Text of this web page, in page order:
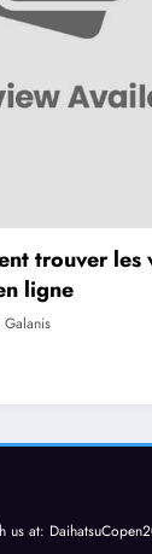
trouver les
ligne
Galanis
us at: